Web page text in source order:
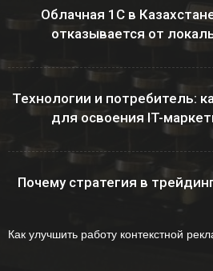
Облачная 1С в
отказывается от
Технологии и потребитель:
для освоения IT-
Почему стратегия в
Как улучшить работу контекстной